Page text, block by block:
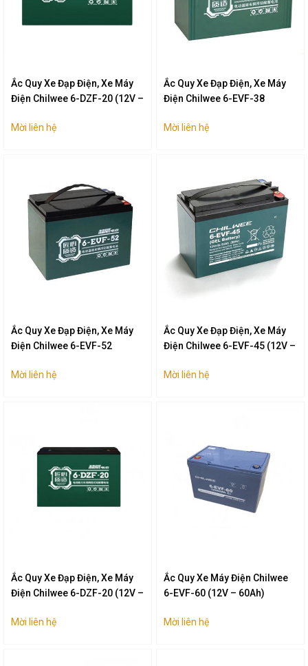
Ắc Quy Xe Đạp Điện, Xe Máy
Điện Chilwee 6-DZF-20 (12V –
Mời liên hệ
Ắc Quy Xe Đạp Điện, Xe Máy
Điện Chilwee 6-EVF-38
Mời liên hệ
Ắc Quy Xe Đạp Điện, Xe Máy
Điện Chilwee 6-EVF-52
Mời liên hệ
Ắc Quy Xe Đạp Điện, Xe Máy
Điện Chilwee 6-EVF-45 (12V –
Mời liên hệ
Ắc Quy Xe Đạp Điện, Xe Máy
Điện Chilwee 6-DZF-20 (12V –
Mời liên hệ
Ắc Quy Xe Máy Điện Chilwee
6-EVF-60 (12V – 60Ah)
Mời liên hệ